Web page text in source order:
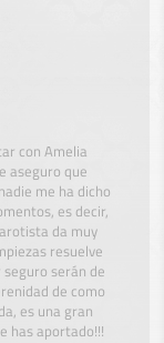
con Amelia
aseguro que
me ha dicho
es decir,
da muy
resuelve
serán de
de como
es una gran
has aportado!!!